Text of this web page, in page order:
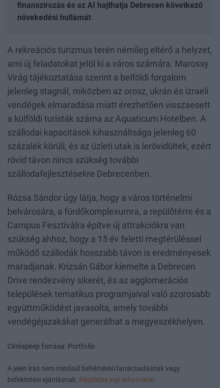
finanszírozás és az AI hajthatja Debrecen következő
növekedési hullámát
A rekreációs turizmus terén némileg eltérő a helyzet,
ami új feladatokat jelöl ki a város számára. Marossy
Virág tájékoztatása szerint a belföldi forgalom
jelenleg stagnál, miközben az orosz, ukrán és izraeli
vendégek elmaradása miatt érezhetően visszaesett
a külföldi turisták száma az Aquaticum Hotelben. A
szállodai kapacitások kihasználtsága jelenleg 60
százalék körüli, és az üzleti utak is lerövidültek, ezért
rövid távon nincs szükség további
szállodafejlesztésekre Debrecenben.
Rózsa Sándor úgy látja, hogy a város történelmi
belvárosára, a fürdőkomplexumra, a repülőtérre és a
Campus Fesztiválra építve új attrakciókra van
szükség ahhoz, hogy a 15 év feletti megtérüléssel
működő szállodák hosszabb távon is eredményesek
maradjanak. Krizsán Gábor kiemelte a Debrecen
Drive rendezvény sikerét, és az agglomerációs
települések tematikus programjaival való szorosabb
együttműködést javasolta, amely további
vendégéjszakákat generálhat a megyeszékhelyen.
Címlapkép forrása: Portfolio
A jelen írás nem minősül befektetési tanácsadásnak vagy
befektetési ajánlásnak. Részletes jogi információ